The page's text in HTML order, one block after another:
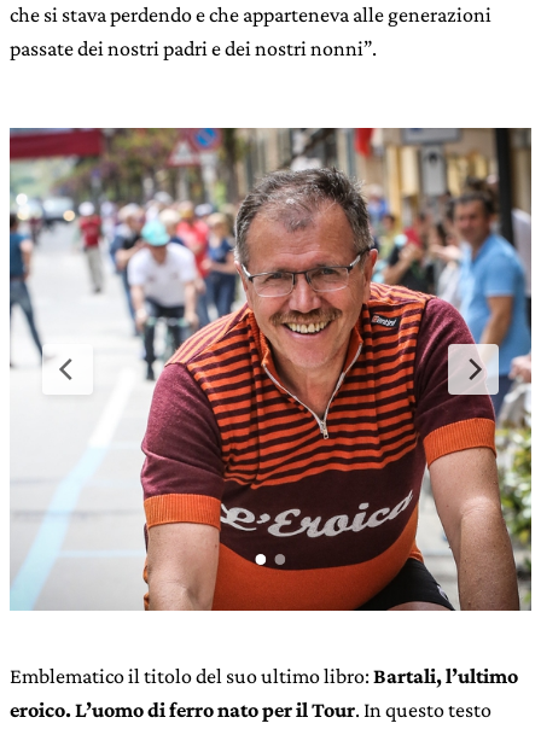
che si stava perdendo e che apparteneva alle generazioni
passate dei nostri padri e dei nostri nonni”.
Emblematico il titolo del suo ultimo libro:Bartali, l’ultimo
eroico. L’uomo di ferro nato per il Tour. In questo testo